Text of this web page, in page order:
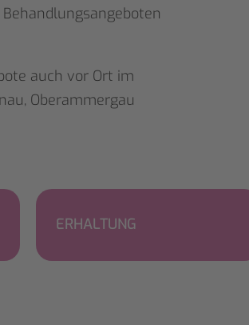
auch vor Ort im
Oberammergau
ERHALTUNG